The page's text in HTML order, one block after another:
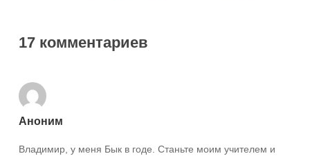
17 комментариев
Аноним
Владимир, у меня Бык в годе. Станьте моим учителем и